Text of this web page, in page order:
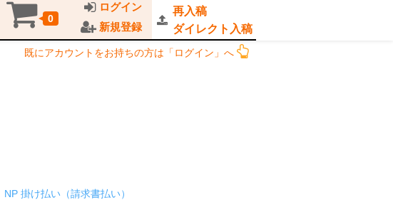
0
ログイン
新規登録
再入稿
ダイレクト入稿
既にアカウントをお持ちの方は「ログイン」へ
NP 掛け払い（請求書払い）